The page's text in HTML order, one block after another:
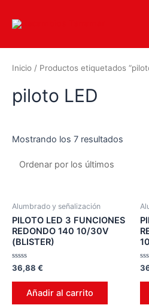
Inicio / Productos etiquetados
piloto LED
Mostrando los 7 resultados
Alumbrado y señalización
PILOTO LED 3 FUNCIONES
REDONDO 140 10/30V
(BLISTER)
Valorado
en
0
36,88 €
Añadir al carrito
en
0